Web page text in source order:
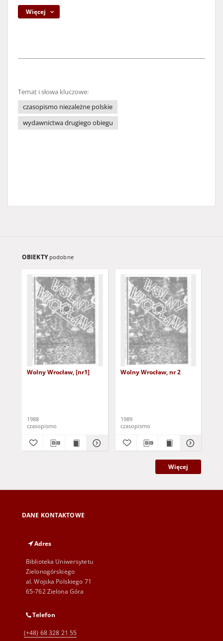
Więcej
Temat i słowa kluczowe:
czasopismo niezależne polskie
wydawnictwa drugiego obiegu
OBIEKTY podobne
Wolny Wrocław, [nr1]
1988
czasopismo
Wolny Wrocław, nr 2
1989
czasopismo
Więcej
DANE KONTAKTOWE
Adres
Biblioteka Uniwersytetu
Zielonogórskiego
al. Wojska Polskiego 71
65-762 Zielona Góra
Telefon
(+48) 68 328 21 55